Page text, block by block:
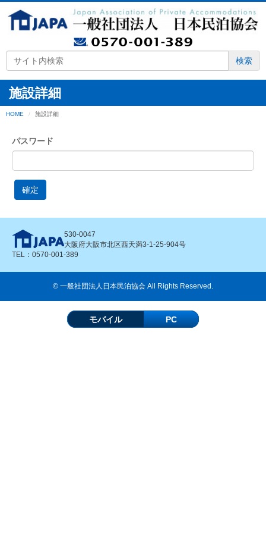
検索
施設詳細
HOME 施設詳細
パスワード
確定
530-0047
大阪府大阪市北区西天満3-1-25-904号
TEL：0570-001-389
© 一般社団法人日本民泊協会 All Rights Reserved.
モバイル PC